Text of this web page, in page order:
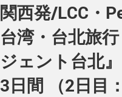
関西発/LCC・
台湾・台北旅
ジェント台北
3日間 （2日目